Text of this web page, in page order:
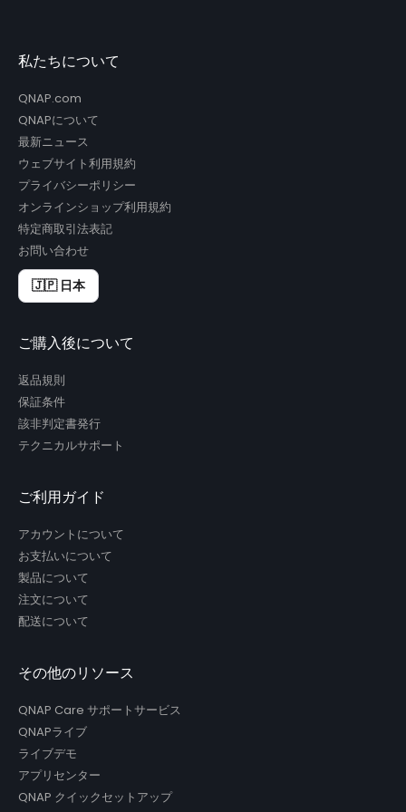
私たちについて
QNAP.com
QNAPについて
最新ニュース
ウェブサイト利用規約
プライバシーポリシー
オンラインショップ利用規約
特定商取引法表記
お問い合わせ
🇯🇵 日本
ご購入後について
返品規則
保証条件
該非判定書発行
テクニカルサポート
ご利用ガイド
アカウントについて
お支払いについて
製品について
注文について
配送について
その他のリソース
QNAP Care サポートサービス
QNAPライブ
ライブデモ
アプリセンター
QNAP クイックセットアップ